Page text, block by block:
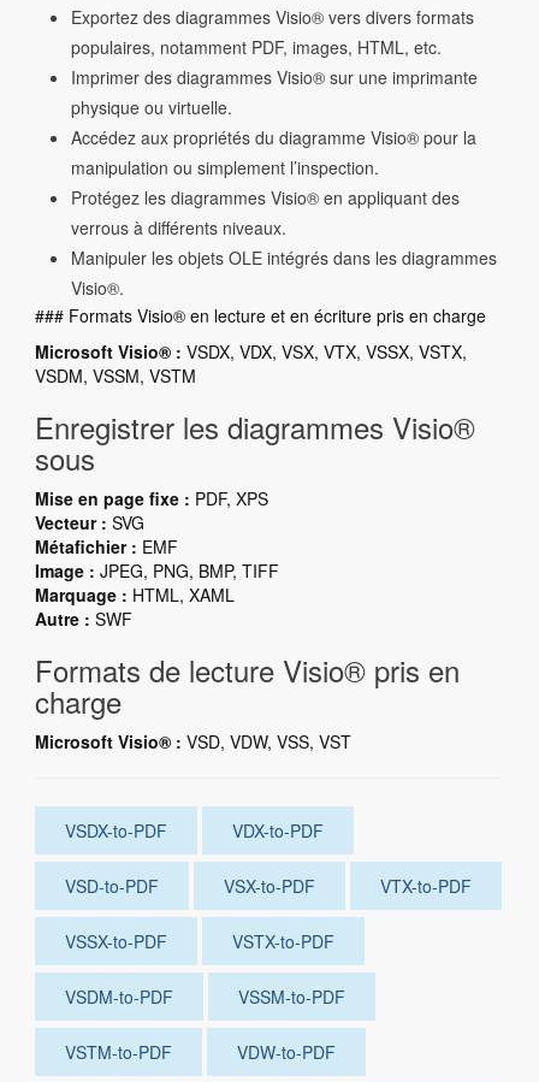
Exportez des diagrammes Visio® vers divers formats
populaires, notamment PDF, images, HTML, etc.
Imprimer des diagrammes Visio® sur une imprimante
physique ou virtuelle.
Accédez aux propriétés du diagramme Visio® pour la
manipulation ou simplement l’inspection.
Protégez les diagrammes Visio® en appliquant des
verrous à différents niveaux.
Manipuler les objets OLE intégrés dans les diagrammes
Visio®.
### Formats Visio® en lecture et en écriture pris en charge
Microsoft Visio® : VSDX, VDX, VSX, VTX, VSSX, VSTX,
VSDM, VSSM, VSTM
Enregistrer les diagrammes Visio®
sous
Mise en page fixe : PDF, XPS
Vecteur : SVG
Métafichier : EMF
Image : JPEG, PNG, BMP, TIFF
Marquage : HTML, XAML
Autre : SWF
Formats de lecture Visio® pris en
charge
Microsoft Visio® : VSD, VDW, VSS, VST
VSDX-to-PDF VDX-to-PDF
VSD-to-PDF VSX-to-PDF VTX-to-PDF
VSSX-to-PDF VSTX-to-PDF
VSDM-to-PDF VSSM-to-PDF
VSTM-to-PDF VDW-to-PDF